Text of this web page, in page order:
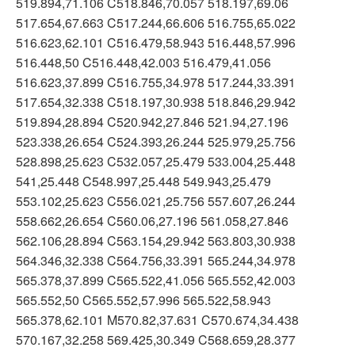
517.654,67.663 C517.244,66.606 516.755,65.022
516.623,62.101 C516.479,58.943 516.448,57.996
516.448,50 C516.448,42.003 516.479,41.056
516.623,37.899 C516.755,34.978 517.244,33.391
517.654,32.338 C518.197,30.938 518.846,29.942
519.894,28.894 C520.942,27.846 521.94,27.196
523.338,26.654 C524.393,26.244 525.979,25.756
528.898,25.623 C532.057,25.479 533.004,25.448
541,25.448 C548.997,25.448 549.943,25.479
553.102,25.623 C556.021,25.756 557.607,26.244
558.662,26.654 C560.06,27.196 561.058,27.846
562.106,28.894 C563.154,29.942 563.803,30.938
564.346,32.338 C564.756,33.391 565.244,34.978
565.378,37.899 C565.522,41.056 565.552,42.003
565.552,50 C565.552,57.996 565.522,58.943
565.378,62.101 M570.82,37.631 C570.674,34.438
570.167,32.258 569.425,30.349 C568.659,28.377